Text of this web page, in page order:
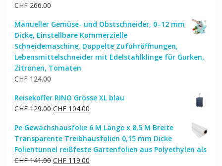
CHF266.00
Manueller Gemüse- und Obstschneider, 0–12 mm
Dicke, Einstellbare Kommerzielle
Schneidemaschine, Doppelte Zufuhröffnungen,
Lebensmittelschneider mit Edelstahlklinge für Gurken,
Zitronen, Tomaten
CHF124.00
Reisekoffer RINO Grösse XL blau
CHF129.00 Ursprünglicher
war:
CHF 129.00
CHF104.00Aktueller
ist:
CHF 104.00.
Pe Gewächshausfolie 6 M Länge x 8,5 M Breite
Transparente Treibhausfolien 0,15 mm Dicke
Folientunnel reißfeste Gartenfolien aus Polyethylen als
CHF141.00 Ursprünglicher
CHF119.00Aktueller